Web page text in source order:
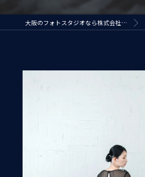
大阪のフォトスタジオなら株式会社ジ・アースプロダクション